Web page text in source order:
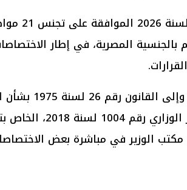
تضمن قرار وزير الداخلية رقم 795
المصرية، في إطار
واستند القرار إلى أحكام
المصرية وتعديلاته، فضلًا عن القرار
الوزير في مباشرة بعض